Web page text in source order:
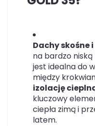
Dachy skośne
na bardzo
jest idealna do
między
izolację
kluczowy
ciepła zimą i
latem.